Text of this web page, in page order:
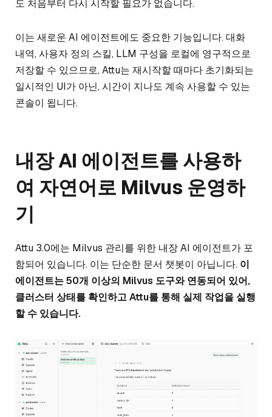
도 처음부터 다시 시작할 필요가 없습니다.
이는 새로운 AI 에이전트에도 중요한 기능입니다. 대화
내역, 사용자 정의 스킬, LLM 구성을 로컬에 영구적으로
저장할 수 있으므로, Attu는 재시작할 때마다 초기화되는
일시적인 UI가 아닌, 시간이 지나도 계속 사용할 수 있는
콘솔이 됩니다.
내장 AI 에이전트를 사용하
여 자연어로 Milvus 운영하
기
Attu 3.0에는 Milvus 관리를 위한 내장 AI 에이전트가 포
함되어 있습니다. 이는 단순한 문서 챗봇이 아닙니다. 이
에이전트는 50개 이상의 Milvus 도구와 연동되어 있어,
클러스터 상태를 확인하고 Attu를 통해 실제 작업을 실행
할 수 있습니다.